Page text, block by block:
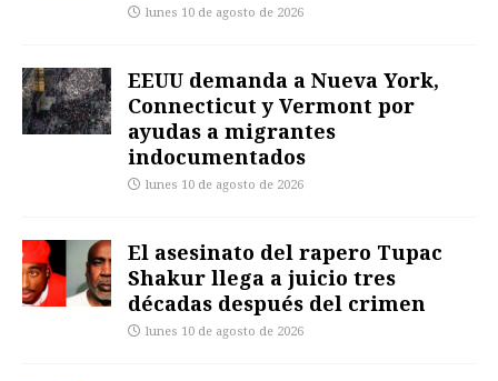
lunes 10 de agosto de 2026
EEUU demanda a Nueva York,
Connecticut y Vermont por
ayudas a migrantes
indocumentados
lunes 10 de agosto de 2026
El asesinato del rapero Tupac
Shakur llega a juicio tres
décadas después del crimen
lunes 10 de agosto de 2026